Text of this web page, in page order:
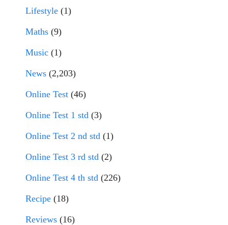
Lifestyle (1)
Maths (9)
Music (1)
News (2,203)
Online Test (46)
Online Test 1 std (3)
Online Test 2 nd std (1)
Online Test 3 rd std (2)
Online Test 4 th std (226)
Recipe (18)
Reviews (16)